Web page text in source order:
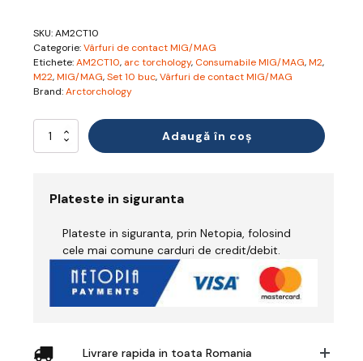
SKU:AM2CT10
Categorie:Vârfuri de contact MIG/MAG
Etichete:AM2CT10, arc torchology, Consumabile MIG/MAG,M2,
M22,MIG/MAG,Set 10 buc,Vârfuri de contact MIG/MAG
Brand:Arctorchology
Cantitate
Vârfuri
Torchology
AM2CT10
Adaugă în coș
Plateste in siguranta
Plateste in siguranta, prin Netopia, folosind
cele mai comune carduri de credit/debit.
Livrare rapida in toata Romania